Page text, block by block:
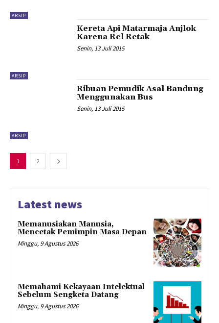
ARSIP
ARSIP
Kereta Api Matarmaja Anjlok
Karena Rel Retak
Senin, 13 Juli 2015
ARSIP
Ribuan Pemudik Asal Bandung
Menggunakan Bus
Senin, 13 Juli 2015
1 2
Latest news
Memanusiakan Manusia,
Mencetak Pemimpin Masa Depan
Minggu, 9 Agustus 2026
Memahami Kekayaan Intelektual
Sebelum Sengketa Datang
Minggu, 9 Agustus 2026